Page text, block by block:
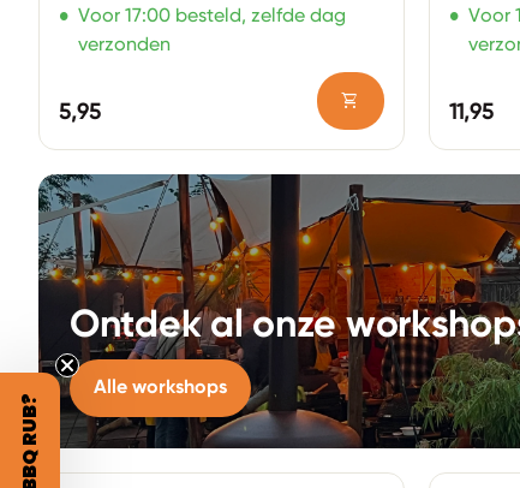
Ontdek al onze
Alle workshops
• Voor 17:00 besteld, zelfde dag
verzonden
Normale prijs
5,95 shopping_cart
• Voor
11,95